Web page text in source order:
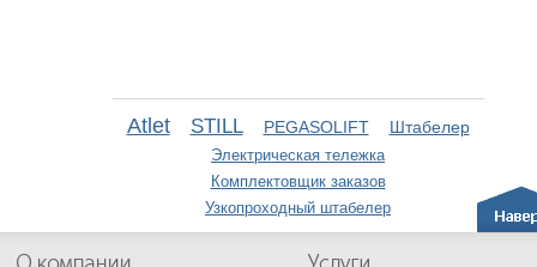
Atlet STILL PEGASOLIFT Штабелер
Электрическая тележка
Комплектовщик заказов
Узкопроходный штабелер